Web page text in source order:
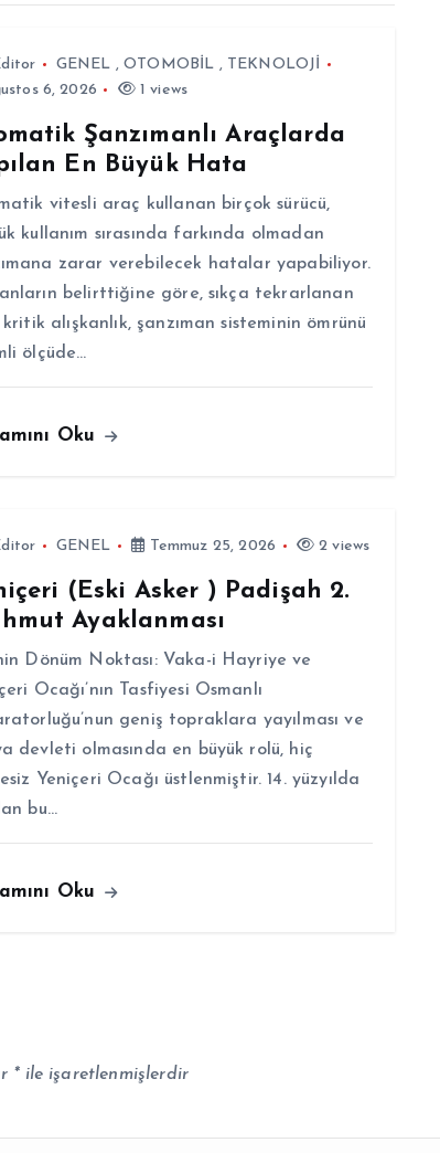
GENEL ,OTOMOBİL , TEKNOLOJİ
6, 2026
1 views
Şanzımanlı Araçlarda
En Büyük Hata
vitesli araç kullanan birçok sürücü,
kullanım sırasında farkında olmadan
zarar verebilecek hatalar yapabiliyor.
belirttiğine göre, sıkça tekrarlanan
kritik alışkanlık, şanzıman sisteminin ömrünü
ölçüde…
Oku
GENEL Temmuz 25, 2026 2 views
(Eski Asker ) Padişah 2.
Ayaklanması
Dönüm Noktası: Vaka-i Hayriye ve
Ocağı’nın Tasfiyesi Osmanlı
geniş topraklara yayılması ve
devleti olmasında en büyük rolü, hiç
Yeniçeri Ocağı üstlenmiştir. 14. yüzyılda
bu…
Oku
*ile işaretlenmişlerdir